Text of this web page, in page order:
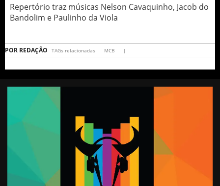
Repertório traz músicas Nelson Cavaquinho, Jacob do
Bandolim e Paulinho da Viola
POR REDAÇÃO TAGs relacionadas MCB |